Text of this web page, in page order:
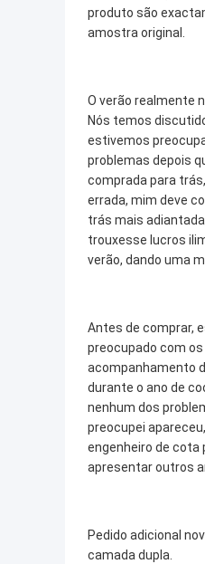
produto são
amostra original.
O verão realmente
Nós temos
estivemos
problemas depois
comprada para
errada, mim deve
trás mais
trouxesse lucros
verão, dando uma
Antes de comprar,
preocupado com
acompanhamento
durante o ano de
nenhum dos
preocupei
engenheiro de cota
apresentar outros
Pedido adicional
camada dupla.